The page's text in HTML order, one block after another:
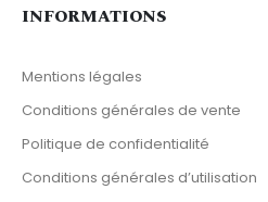
INFORMATIONS
Mentions légales
Conditions générales de vente
Politique de confidentialité
Conditions générales d’utilisation